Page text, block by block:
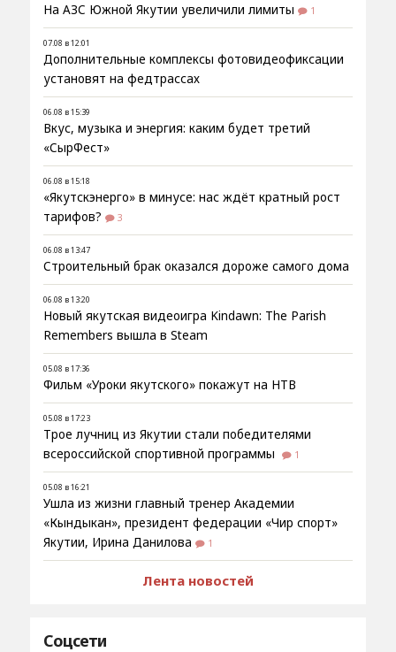
На АЗС Южной Якутии увеличили лимиты 1
07.08 в 12:01
Дополнительные комплексы фотовидеофиксации
установят на федтрассах
06.08 в 15:39
Вкус, музыка и энергия: каким будет третий
«СырФест»
06.08 в 15:18
«Якутскэнерго» в минусе: нас ждёт кратный рост
тарифов?
3
06.08 в 13:47
Строительный брак оказался дороже самого дома
06.08 в 13:20
Новый якутская видеоигра Kindawn: The Parish
Remembers вышла в Steam
05.08 в 17:36
Фильм «Уроки якутского» покажут на НТВ
05.08 в 17:23
Трое лучниц из Якутии стали победителями
всероссийской спортивной программы
1
05.08 в 16:21
Ушла из жизни главный тренер Академии
«Кындыкан», президент федерации «Чир спорт»
Якутии, Ирина Данилова
1
Лента новостей
Соцсети